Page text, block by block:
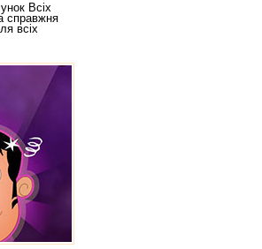
Всіх
справжня
всіх